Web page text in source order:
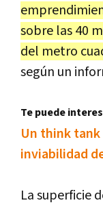
sobre las 40
del metro
según un
Te puede
Un think
inviabilidad
La superficie